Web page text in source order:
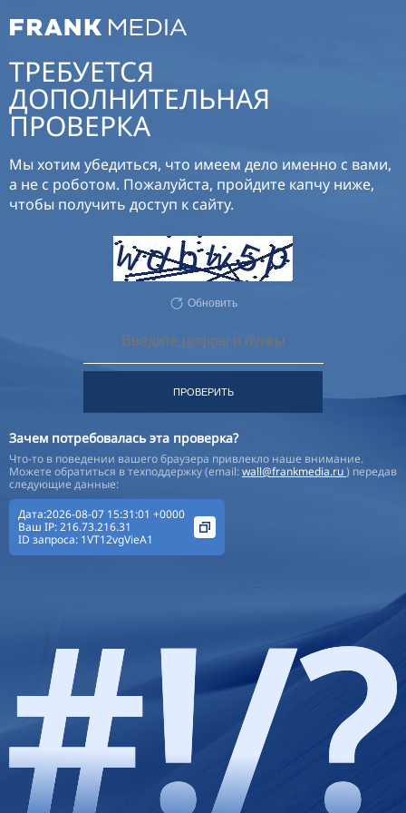
ТРЕБУЕТСЯ
ДОПОЛНИТЕЛЬНАЯ
ПРОВЕРКА
Мы хотим убедиться, что имеем дело именно с вами,
а не с роботом. Пожалуйста, пройдите капчу ниже,
чтобы получить доступ к сайту.
Обновить
ПРОВЕРИТЬ
Зачем потребовалась эта проверка?
Что-то в поведении вашего браузера привлекло наше внимание.
Можете обратиться в техподдержку (email:wall@frankmedia.ru) передав
следующие данные:
Дата:2026-08-07 15:31:01 +0000
Ваш IP:216.73.216.31
ID запроса: 1VT12vgVieA1